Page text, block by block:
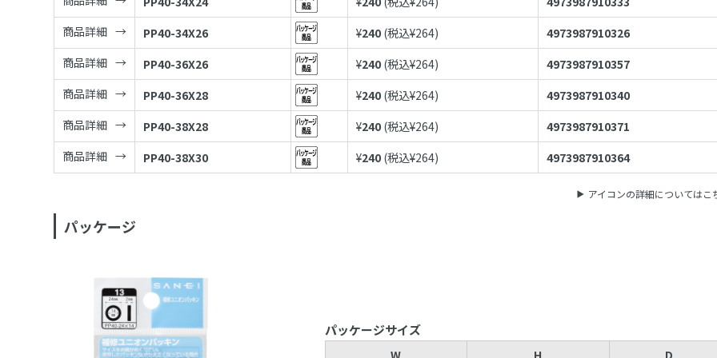
商品詳細
PP40-34X26 ¥240 (税込¥264)
4973987910326
商品詳細
PP40-36X26 ¥240 (税込¥264)
4973987910357
商品詳細
PP40-36X28 ¥240 (税込¥264)
4973987910340
商品詳細
PP40-38X28 ¥240 (税込¥264)
4973987910371
商品詳細
PP40-38X30 ¥240 (税込¥264) 4973987910364
アイコンの詳細についてはこ
パッケージ
パッケージサイズ